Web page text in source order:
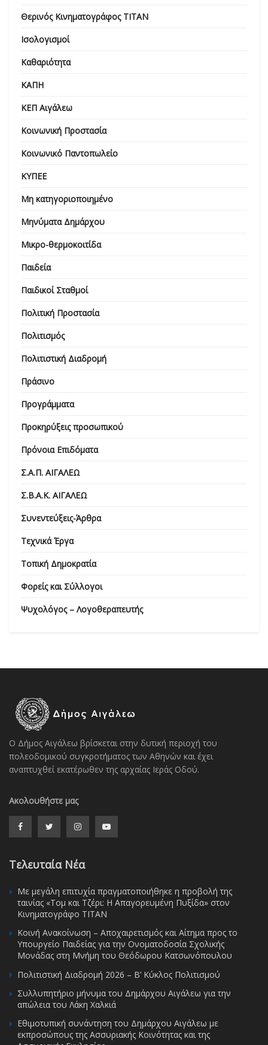
Θερινός Κινηματογράφος ΤΙΤΑΝ
Ισολογισμοί
Καθαριότητα
ΚΑΠΗ
ΚΕΠ Αιγάλεω
Κοινωνική Προστασία
Κοινωνικό Παντοπωλείο
ΚΥΠΕΕ
Μη κατηγοριοποιημένο
Μηνύματα Δημάρχου
Μικρο-θερμοκοιτίδα
Παιδεία
Παιδικοί Σταθμοί
Πολιτική Προστασία
Πολιτισμός
Πολιτιστική Διαδρομή
Πράσινο
Προγράμματα
Προκηρύξεις προσωπικού
Πρόνοια Επιδόματα
Σ.Α.Π. ΑΙΓΑΛΕΩ
Σ.Β.Α.Κ. ΑΙΓΑΛΕΩ
Συνεντεύξεις-Άρθρα
Τεχνικά Έργα
Τοπική Δημοκρατία
Φορείς και Σύλλογοι
Ψυχολόγος – Λογοθεραπευτής
Ο Δήμος Αιγάλεω βρίσκεται στην δυτική περιοχή του
πολεοδομικού συγκροτήματος των Αθηνών και έχει
αναπτυχθεί εκατέρωθεν της αρχαίας Ιεράς Οδού.
Ακολουθήστε μας
Τελευταία Νέα
Με μεγάλη επιτυχία πραγματοποιήθηκε η προβολή της
ταινίας «Τομ και Τζέρι: Η Απαγορευμένη Πυξίδα» στον
Κινηματογράφο ΤΙΤΑΝ
Κοινή Ανακοίνωση – Αποχαιρετισμός και Αίτημα προς το
Υπουργείο Παιδείας για την Ονοματοδοσία Σχολικής
Μονάδας στη Μνήμη του Θεόδωρου Κατσωνόπουλου
Πολιτιστική Διαδρομή 2026 – Β’ Κύκλος Πολιτισμού
Συλλυπητήριο μήνυμα του Δημάρχου Αιγάλεω για την
απώλεια του Λάκη Χαλκιά
Εθιμοτυπική συνάντηση του Δημάρχου Αιγάλεω με
εκπροσώπους της Ασσυριακής Κοινότητας και της